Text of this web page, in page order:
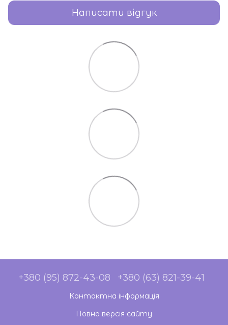
Написати відгук
+380 (95) 872-43-08 +380 (63) 821-39-41
Контактна інформація
Повна версія сайту